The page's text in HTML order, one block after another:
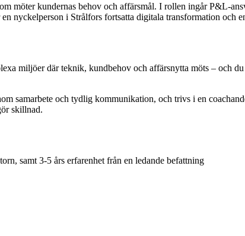
möter kundernas behov och affärsmål. I rollen ingår P&L-
nyckelperson i Strålfors fortsatta digitala transformation och
miljöer där teknik, kundbehov och affärsnytta möts – och du
samarbete och tydlig kommunikation, och trivs i en
skillnad.
samt 3-5 års erfarenhet från en ledande befattning